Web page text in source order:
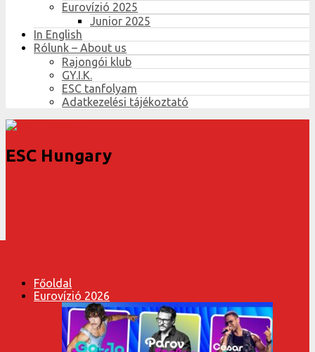
Eurovízió 2025
Junior 2025
In English
Rólunk – About us
Rajongói klub
GY.I.K.
ESC tanfolyam
Adatkezelési tájékoztató
ESC Hungary
Főoldal
Eurovízió 2026